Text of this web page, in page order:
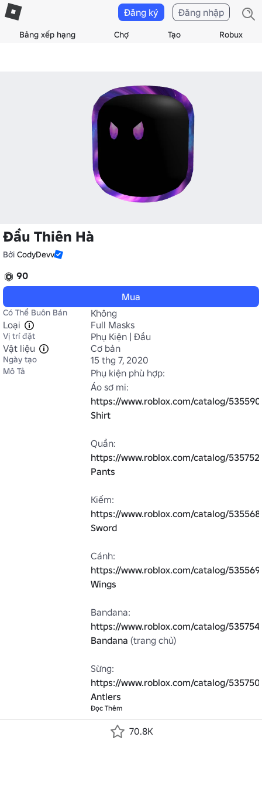
Bảng xếp hạng Chợ Tạo Robux
Đăng ký Đăng nhập
Đầu Thiên Hà
Bởi CodyDevv
90
Mua
Có Thể Buôn Bán
Không
Loại
Full Masks
Vị trí đặt
Phụ Kiện | Đầu
Vật liệu
Cơ bản
Ngày tạo 15 thg 7, 2020
Mô Tả
Phụ kiện phù hợp:
https://www.roblox.com/catalog/
Shirt
https://www.roblox.com/catalog/
Pants
https://www.roblox.com/catalog/
Sword
https://www.roblox.com/catalog/
Wings
https://www.roblox.com/catalog/
Bandana (trang chủ)
https://www.roblox.com/catalog/
Antlers
Đọc Thêm
70.8K